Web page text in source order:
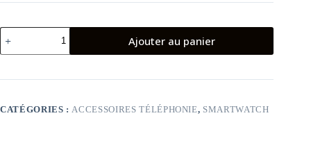
quantité
de
HUAWEI
FIT
ACTIVE
PINK
Ajouter au panier
CATÉGORIES : ACCESSOIRES TÉLÉPHONIE, SMARTWATCH